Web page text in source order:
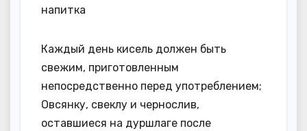
напитка
Каждый день кисель должен быть
свежим, приготовленным
непосредственно перед употреблением;
Овсянку, свеклу и чернослив,
оставшиеся на дуршлаге после